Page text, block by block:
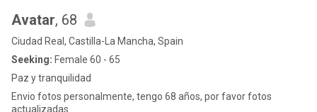
Avatar, 68
Ciudad Real, Castilla-La Mancha, Spain
Seeking: Female 60 - 65
Paz y tranquilidad
Envio fotos personalmente, tengo 68 años, por favor fotos
actualizadas